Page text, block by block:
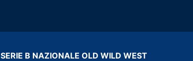
SERIE B NAZIONALE OLD WILD WEST